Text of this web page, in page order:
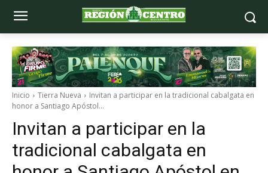
Inicio Tierra Nueva
Invitan a participar en la tradicional cabalgata en
honor a Santiago Apóstol...
Invitan a participar en la
tradicional cabalgata en